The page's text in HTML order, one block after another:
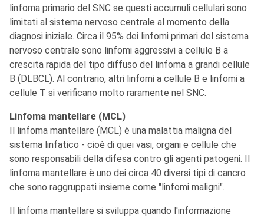
linfoma primario del SNC se questi accumuli cellulari sono
limitati al sistema nervoso centrale al momento della
diagnosi iniziale. Circa il 95% dei linfomi primari del sistema
nervoso centrale sono linfomi aggressivi a cellule B a
crescita rapida del tipo diffuso del linfoma a grandi cellule
B (DLBCL). Al contrario, altri linfomi a cellule B e linfomi a
cellule T si verificano molto raramente nel SNC.
Linfoma mantellare (MCL)
Il linfoma mantellare (MCL) è una malattia maligna del
sistema linfatico - cioè di quei vasi, organi e cellule che
sono responsabili della difesa contro gli agenti patogeni. Il
linfoma mantellare è uno dei circa 40 diversi tipi di cancro
che sono raggruppati insieme come "linfomi maligni".
Il linfoma mantellare si sviluppa quando l'informazione